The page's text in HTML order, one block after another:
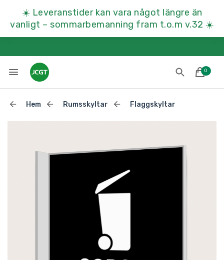
☀️ Leveranstider kan vara något längre än
vanligt – sommarbemanning fram t.o.m v.32 ☀️
0
Till kassan
Hem Rumsskyltar Flaggskyltar